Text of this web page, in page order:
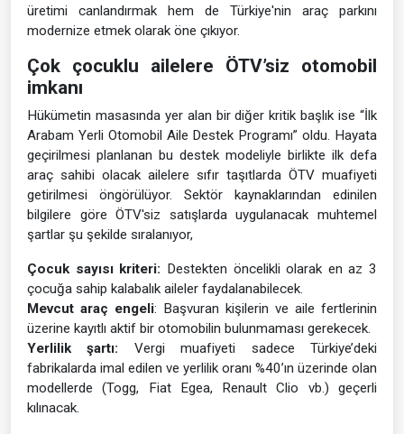
üretimi canlandırmak hem de Türkiye'nin araç parkını
modernize etmek olarak öne çıkıyor.
Çok çocuklu ailelere ÖTV’siz otomobil
imkanı
Hükümetin masasında yer alan bir diğer kritik başlık ise “İlk
Arabam Yerli Otomobil Aile Destek Programı” oldu. Hayata
geçirilmesi planlanan bu destek modeliyle birlikte ilk defa
araç sahibi olacak ailelere sıfır taşıtlarda ÖTV muafiyeti
getirilmesi öngörülüyor. Sektör kaynaklarından edinilen
bilgilere göre ÖTV'siz satışlarda uygulanacak muhtemel
şartlar şu şekilde sıralanıyor,
Çocuk sayısı kriteri: Destekten öncelikli olarak en az 3
çocuğa sahip kalabalık aileler faydalanabilecek.
Mevcut araç engeli: Başvuran kişilerin ve aile fertlerinin
üzerine kayıtlı aktif bir otomobilin bulunmaması gerekecek.
Yerlilik şartı: Vergi muafiyeti sadece Türkiye’deki
fabrikalarda imal edilen ve yerlilik oranı %40’ın üzerinde olan
modellerde (Togg, Fiat Egea, Renault Clio vb.) geçerli
kılınacak.